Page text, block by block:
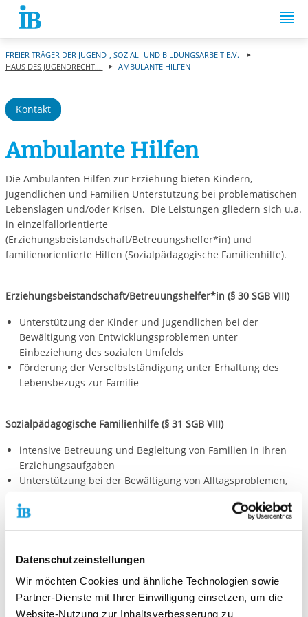
Datenschutzeinstellungen
Wir möchten Cookies und ähnliche Technologien sowie
Partner-Dienste mit Ihrer Einwilligung einsetzen, um die
Website-Nutzung zur Inhaltsverbesserung zu
Springe zum Inhalt
FREIER TRÄGER DER JUGEND-, SOZIAL- UND BILDUNGSARBEIT E.V.
HAUS DES JUGENDRECHT...
AMBULANTE HILFEN
Kontakt
Ambulante Hilfen
Die Ambulanten Hilfen zur Erziehung bieten Kindern,
Jugendlichen und Familien Unterstützung bei problematischen
Lebenslagen und/oder Krisen. Die Leistungen gliedern sich u.a.
in einzelfallorientierte
(Erziehungsbeistandschaft/Betreuungshelfer*in) und
familienorientierte Hilfen (Sozialpädagogische Familienhilfe).
Erziehungsbeistandschaft/Betreuungshelfer*in (§ 30 SGB VIII)
Unterstützung der Kinder und Jugendlichen bei der
Bewältigung von Entwicklungsproblemen unter
Einbeziehung des sozialen Umfelds
Förderung der Verselbstständigung unter Erhaltung des
Lebensbezugs zur Familie
Sozialpädagogische Familienhilfe (§ 31 SGB VIII)
intensive Betreuung und Begleitung von Familien in ihren
Erziehungsaufgaben
Unterstützung bei der Bewältigung von Alltagsproblemen,
Ämtern und Institutionen
Die Voraussetzungen